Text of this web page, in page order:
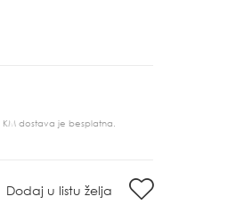
dostava je besplatna.
Dodaj u listu želja